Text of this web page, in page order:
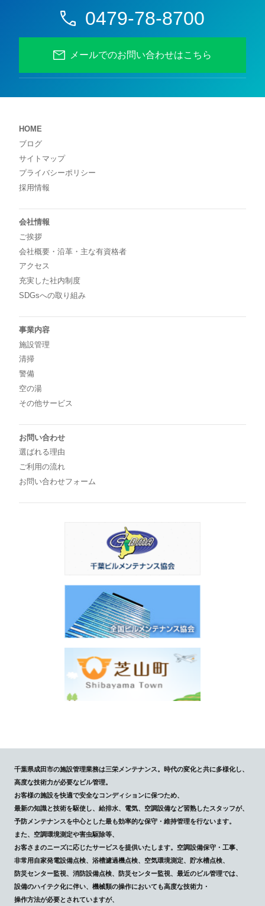
0479-78-8700
メールでのお問い合わせはこちら
HOME
ブログ
サイトマップ
プライバシーポリシー
採用情報
会社情報
ご挨拶
会社概要・沿革・主な有資格者
アクセス
充実した社内制度
SDGsへの取り組み
事業内容
施設管理
清掃
警備
空の湯
その他サービス
お問い合わせ
選ばれる理由
ご利用の流れ
お問い合わせフォーム
千葉県成田市の施設管理業務は三栄メンテナンス。時代の変化と共に多様化し、
高度な技術力が必要なビル管理。
お客様の施設を快適で安全なコンディションに保つため、
最新の知識と技術を駆使し、給排水、電気、空調設備など習熟したスタッフが、
予防メンテナンスを中心とした最も効率的な保守・維持管理を行ないます。
また、空調環境測定や害虫駆除等、
お客さまのニーズに応じたサービスを提供いたします。空調設備保守・工事、
非常用自家発電設備点検、浴槽濾過機点検、空気環境測定、貯水槽点検、
防災センター監視、消防設備点検、防災センター監視、最近のビル管理では、
設備のハイテク化に伴い、機械類の操作においても高度な技術力・
操作方法が必要とされていますが、